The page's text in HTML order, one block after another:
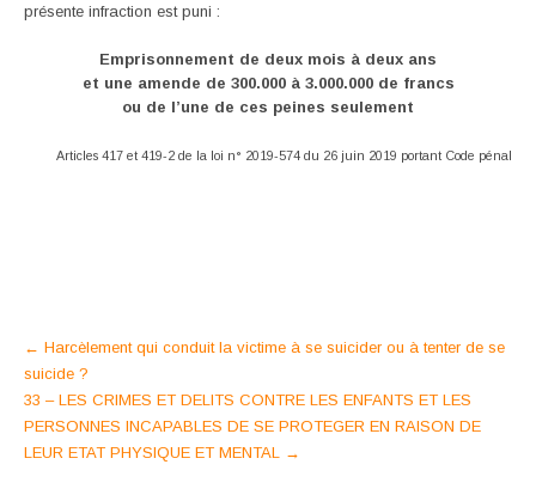
présente infraction est puni :
Emprisonnement de deux mois à deux ans
et une amende de 300.000 à 3.000.000 de francs
ou de l’une de ces peines seulement
Articles 417 et 419-2 de la loi n° 2019-574 du 26 juin 2019 portant Code pénal
Post
navigation
← Harcèlement qui conduit la victime à se suicider ou à tenter de se
suicide ?
33 – LES CRIMES ET DELITS CONTRE LES ENFANTS ET LES
PERSONNES INCAPABLES DE SE PROTEGER EN RAISON DE
LEUR ETAT PHYSIQUE ET MENTAL
→